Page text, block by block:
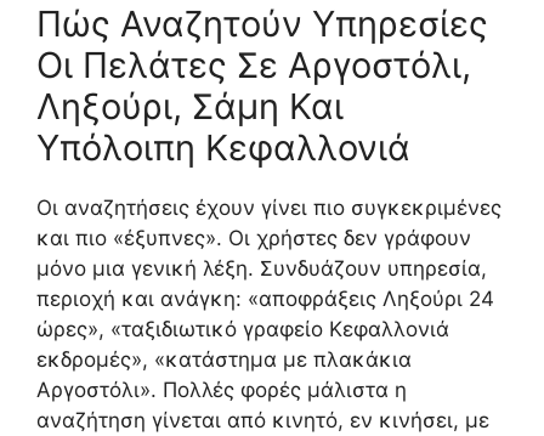
Πώς Αναζητούν Υπηρεσίες
Οι Πελάτες Σε Αργοστόλι,
Ληξούρι, Σάμη Και
Υπόλοιπη Κεφαλλονιά
Οι αναζητήσεις έχουν γίνει πιο συγκεκριμένες
και πιο «έξυπνες». Οι χρήστες δεν γράφουν
μόνο μια γενική λέξη. Συνδυάζουν υπηρεσία,
περιοχή και ανάγκη: «αποφράξεις Ληξούρι 24
ώρες», «ταξιδιωτικό γραφείο Κεφαλλονιά
εκδρομές», «κατάστημα με πλακάκια
Αργοστόλι». Πολλές φορές μάλιστα η
αναζήτηση γίνεται από κινητό, εν κινήσει, με